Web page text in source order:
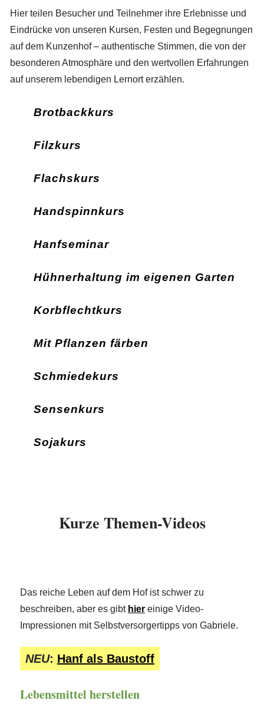
Hier teilen Besucher und Teilnehmer ihre Erlebnisse und
Eindrücke von unseren Kursen, Festen und Begegnungen
auf dem Kunzenhof – authentische Stimmen, die von der
besonderen Atmosphäre und den wertvollen Erfahrungen
auf unserem lebendigen Lernort erzählen.
Brotbackkurs
Filzkurs
Flachskurs
Handspinnkurs
Hanfseminar
Hühnerhaltung im eigenen Garten
Korbflechtkurs
Mit Pflanzen färben
Schmiedekurs
Sensenkurs
Sojakurs
Kurze Themen-Videos
Das reiche Leben auf dem Hof ist schwer zu
beschreiben, aber es gibt hier einige Video-
Impressionen mit Selbstversorgertipps von Gabriele.
NEU: Hanf als Baustoff
Lebensmittel herstellen